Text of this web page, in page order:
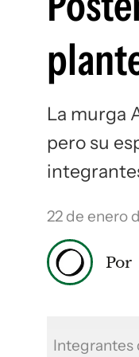
La murga
pero su
22 de enero
Por
Integrantes